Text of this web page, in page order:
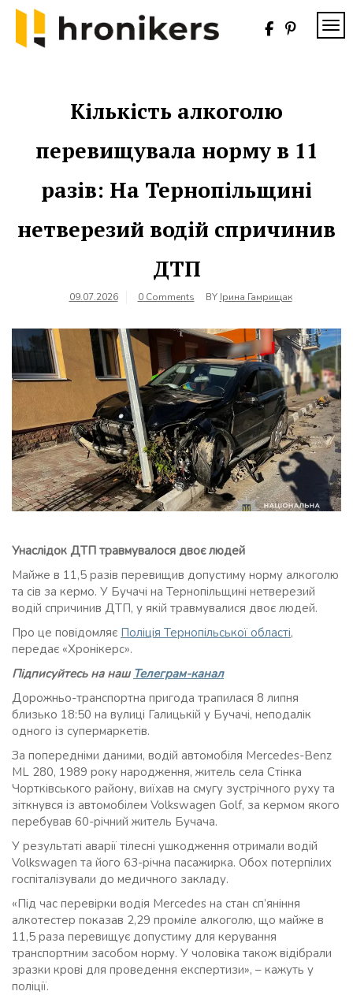
Skip
content
Кількість алкоголю
перевищувала норму в 11
разів: На Тернопільщині
нетверезий водій спричинив
ДТП
09.07.2026 0 Comments BY Ірина Гамрищак
Унаслідок ДТП травмувалося двоє людей
Майже в 11,5 разів перевищив допустиму норму алкоголю
та сів за кермо. У Бучачі на Тернопільщині нетверезий
водій спричинив ДТП, у якій травмувалися двоє людей.
Про це повідомляє Поліція Тернопільської області,
передає «Хронікерс».
Підписуйтесь на наш Телеграм-канал
Дорожньо-транспортна пригода трапилася 8 липня
близько 18:50 на вулиці Галицькій у Бучачі, неподалік
одного із супермаркетів.
За попередніми даними, водій автомобіля Mercedes-Benz
ML 280, 1989 року народження, житель села Стінка
Чортківського району, виїхав на смугу зустрічного руху та
зіткнувся із автомобілем Volkswagen Golf, за кермом якого
перебував 60-річний житель Бучача.
У результаті аварії тілесні ушкодження отримали водій
Volkswagen та його 63-річна пасажирка. Обох потерпілих
госпіталізували до медичного закладу.
«Під час перевірки водія Mercedes на стан сп’яніння
алкотестер показав 2,29 проміле алкоголю, що майже в
11,5 раза перевищує допустиму для керування
транспортним засобом норму. У чоловіка також відібрали
зразки крові для проведення експертизи», – кажуть у
поліції.